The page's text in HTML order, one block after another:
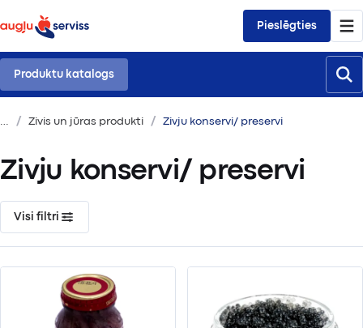
Pieslēgties
Produktu katalogs
Zivis un jūras produkti Zivju konservi/ preservi
Zivju konservi/ preservi
Visi filtri